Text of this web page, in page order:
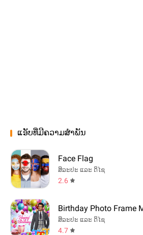
ແອັບທີ່ມີຄວາມສຳພັນ
Face Flag
ສິລະປະ ແລະ ດິໄຊ
2.6
Birthday Photo Frame
ສິລະປະ ແລະ ດິໄຊ
4.7